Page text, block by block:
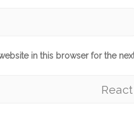
in this browser for the